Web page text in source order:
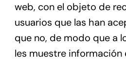
web, con el objeto de
usuarios que las han
que no, de modo que a
les muestre información